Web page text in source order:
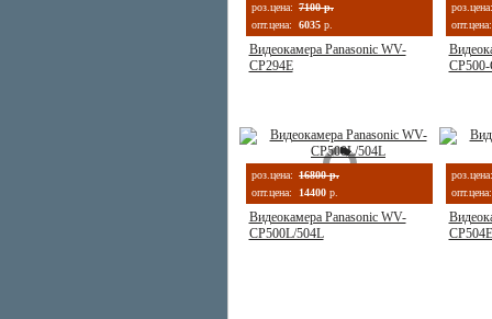
роз.цена: 7100 р.
опт.цена:
6035 р.
Видеокамера Panasonic WV-
CP294E
роз.цена:
опт.цена:
роз.цена: 16800 р.
опт.цена:
14400 р.
Видеокамера Panasonic WV-
CP500L/504L
роз.цена:
опт.цена:
CP504E